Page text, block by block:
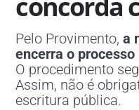
Pelo Provimento,a
encerra o processo
O procedimento
Assim, não é
escritura pública.